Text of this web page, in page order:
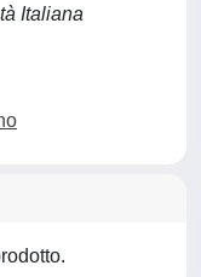
Italiana